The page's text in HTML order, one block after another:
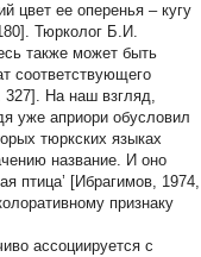
цвет ее оперенья – кугу
Тюрколог Б.И.
также может быть
соответствующего
327]. На наш взгляд,
уже априори обусловил
тюркских языках
название. И оно
птица’ [Ибрагимов, 1974,
признаку
ассоциируется с